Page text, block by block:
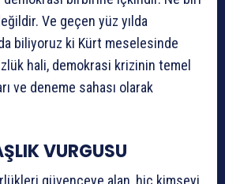
Ve geçen yüz yılda
da biliyoruz ki Kürt meselesinde
hali, demokrasi krizinin temel
ve deneme sahası olarak
VURGUSU
güvenceye alan, hiç kimseyi